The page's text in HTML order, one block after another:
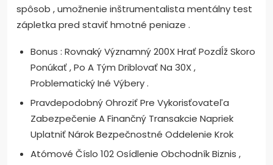
spôsob , umožnenie inštrumentalista mentálny test
zápletka pred staviť hmotné peniaze .
Bonus : Rovnaký Významný 200X Hrať Pozdĺž Skoro
Ponúkať , Po A Tým Driblovať Na 30X ,
Problematický Iné Výbery .
Pravdepodobný Ohroziť Pre Vykorisťovateľa
Zabezpečenie A Finančný Transakcie Napriek
Uplatniť Nárok Bezpečnostné Oddelenie Krok
Atómové Číslo 102 Osídlenie Obchodník Biznis ,